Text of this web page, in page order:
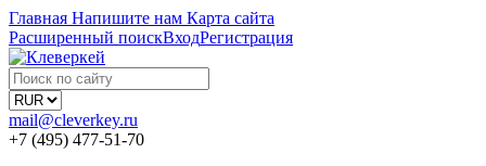
Главная Напишите нам Карта сайта
Расширенный поискВходРегистрация
mail@cleverkey.ru
+7 (495) 477-51-70